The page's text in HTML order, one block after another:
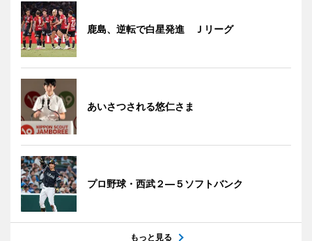
鹿島、逆転で白星発進 Ｊリーグ
あいさつされる悠仁さま
プロ野球・西武２―５ソフトバンク
もっと見る